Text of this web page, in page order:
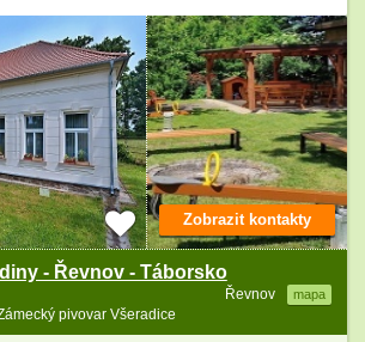
- Řevnov - Táborsko
Řevnov mapa
pivovar Všeradice
Zobrazit kontakty